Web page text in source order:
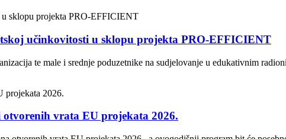
učinkovitosti u sklopu projekta PRO-EFFICIENT
te male i srednje poduzetnike na sudjelovanje u edukativnim
vrata EU projekata 2026.